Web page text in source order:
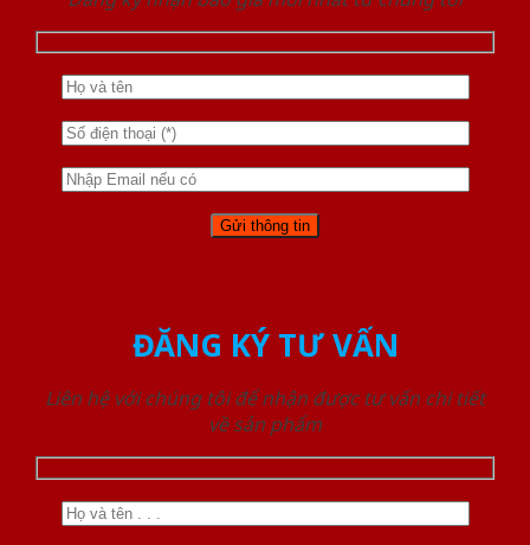
ĐĂNG KÝ TƯ VẤN
Liên hệ với chúng tôi để nhận được tư vấn chi tiết
về sản phẩm